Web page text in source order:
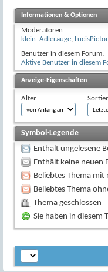
Informationen & Optionen
Moderatoren
klein_Adlerauge, LucisPictor
Benutzer in diesem Forum:
Aktive Benutzer in diesem
Anzeige-Eigenschaften
Alter
Symbol-Legende
Enthält ungelesene
Enthält keine neuen
Beliebtes Thema mit
Beliebtes Thema
Thema geschlossen
Sie haben in diesem